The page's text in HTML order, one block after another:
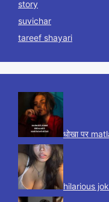
story
suvichar
tareef shayari
धोखा पर
hilarious